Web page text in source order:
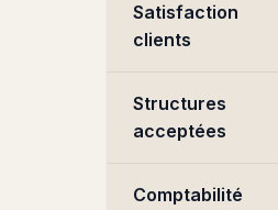
Satisfaction
clients
Structures
acceptées
Comptabilité